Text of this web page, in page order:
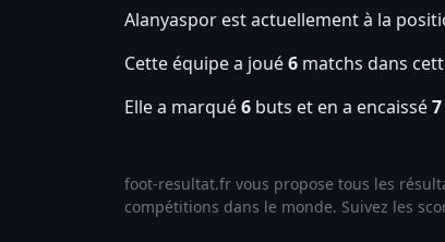
Alanyaspor est actuellement à la
Cette équipe a joué6 matchs dans
Elle a marqué6 buts et en a encaissé7
foot-resultat.fr vous propose tous les
compétitions dans le monde. Suivez les